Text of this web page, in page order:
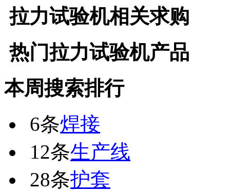
拉力试验机相关求购
热门拉力试验机产品
本周搜索排行
6条焊接
12条生产线
28条护套